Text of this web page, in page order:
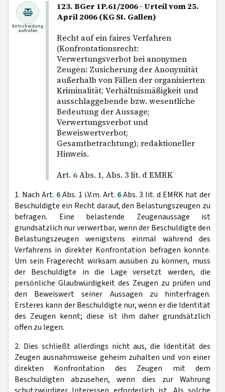
123. BGer 1P.61/2006 - Urteil vom 25.
April 2006 (KG St. Gallen)
Recht auf ein faires Verfahren
(Konfrontationsrecht:
Verwertungsverbot bei anonymen
Zeugen: Zusicherung der Anonymität
außerhalb von Fällen der organisierten
Kriminalität; Verhältnismäßigkeit und
ausschlaggebende bzw. wesentliche
Bedeutung der Aussage;
Verwertungsverbot und
Beweiswertverbot;
Gesamtbetrachtung); redaktioneller
Hinweis.
Art. 6Abs. 1, Abs. 3 lit. d EMRK
Entscheidung
aufrufen
1. Nach Art. 6Abs. 1 i.V.m. Art. 6Abs. 3 lit. d EMRK hat der
Beschuldigte ein Recht darauf, den Belastungszeugen zu
befragen. Eine belastende Zeugenaussage ist
grundsätzlich nur verwertbar, wenn der Beschuldigte den
Belastungszeugen wenigstens einmal während des
Verfahrens in direkter Konfrontation befragen konnte.
Um sein Fragerecht wirksam ausüben zu können, muss
der Beschuldigte in die Lage versetzt werden, die
persönliche Glaubwürdigkeit des Zeugen zu prüfen und
den Beweiswert seiner Aussagen zu hinterfragen.
Ersteres kann der Beschuldigte nur, wenn er die Identität
des Zeugen kennt; diese ist ihm daher grundsätzlich
offen zu legen.
2. Dies schließt allerdings nicht aus, die Identität des
Zeugen ausnahmsweise geheim zuhalten und von einer
direkten Konfrontation des Zeugen mit dem
Beschuldigten abzusehen, wenn dies zur Wahrung